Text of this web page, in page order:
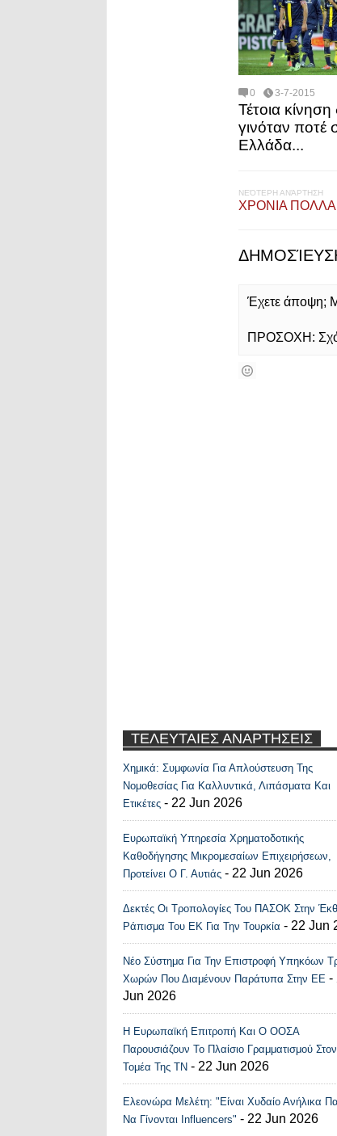
0 3-7-2015
Τέτοια
γινόταν ποτέ
Ελλάδα...
ΝΕΌΤΕΡΗ ΑΝΆΡΤΗΣΗ
ΧΡΟΝΙΑ
Έχετε άποψη;
ΠΡΟΣΟΧΗ:
ΤΕΛΕΥΤΑΙΕΣ ΑΝΑΡΤΗΣΕΙΣ
Recent
Χημικά: Συμφωνία Για Απλούστευση Της
Νομοθεσίας Για Καλλυντικά, Λιπάσματα Και
Ετικέτες - 22 Jun 2026
Ευρωπαϊκή Υπηρεσία Χρηματοδοτικής
Καθοδήγησης Μικρομεσαίων Επιχειρήσεων,
Προτείνει Ο Γ. Αυτιάς - 22 Jun 2026
Δεκτές Οι Τροπολογίες Του ΠΑΣΟΚ Στην
Ράπισμα Του ΕΚ Για Την Τουρκία - 22 Jun
Νέο Σύστημα Για Την Επιστροφή Υπηκόων
Χωρών Που Διαμένουν Παράτυπα Στην ΕΕ -
Jun 2026
Η Ευρωπαϊκή Επιτροπή Και Ο ΟΟΣΑ
Παρουσιάζουν Το Πλαίσιο Γραμματισμού Στον
Τομέα Της ΤΝ - 22 Jun 2026
Ελεονώρα Μελέτη: "Είναι Χυδαίο Ανήλικα
Να Γίνονται Influencers" - 22 Jun 2026